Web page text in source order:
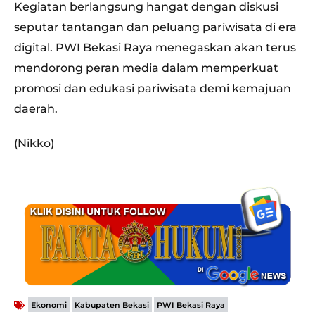
Kegiatan berlangsung hangat dengan diskusi
seputar tantangan dan peluang pariwisata di era
digital. PWI Bekasi Raya menegaskan akan terus
mendorong peran media dalam memperkuat
promosi dan edukasi pariwisata demi kemajuan
daerah.
(Nikko)
Ekonomi Kabupaten Bekasi PWI Bekasi Raya